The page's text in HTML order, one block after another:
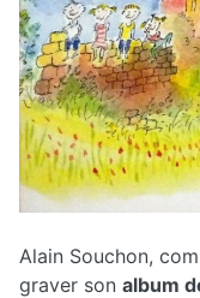
Alain Souchon,
graver son album